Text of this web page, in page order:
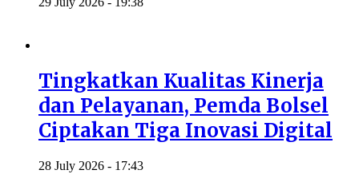
Tingkatkan Kualitas Kinerja
dan Pelayanan, Pemda Bolsel
Ciptakan Tiga Inovasi Digital
28 July 2026 - 17:43